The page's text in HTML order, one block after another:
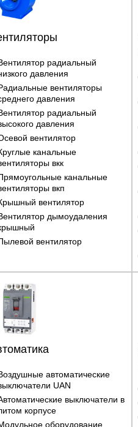
радиальный
давления
вентиляторы
давления
радиальный
давления
вентилятор
канальные
вкк
канальные
вкп
вентилятор
дымоудаления
вентилятор
автоматические
UAN
выключатели в
корпусе
оборудование